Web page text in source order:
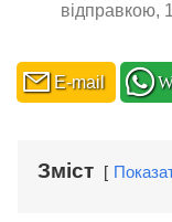
відправкою,
E-mail
Зміст